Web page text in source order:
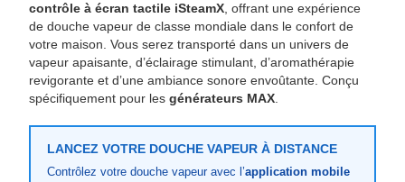
contrôle à écran tactile iSteamX, offrant une expérience
de douche vapeur de classe mondiale dans le confort de
votre maison. Vous serez transporté dans un univers de
vapeur apaisante, d’éclairage stimulant, d’aromathérapie
revigorante et d’une ambiance sonore envoûtante. Conçu
spécifiquement pour les générateurs MAX.
LANCEZ VOTRE DOUCHE VAPEUR À DISTANCE
Contrôlez votre douche vapeur avec l’application mobile